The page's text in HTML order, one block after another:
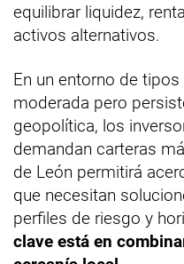
equilibrar liquidez,
activos alternativos.
En un entorno de
moderada pero
geopolítica, los
demandan carteras
de León permitirá
que necesitan
perfiles de riesgo y
clave está en